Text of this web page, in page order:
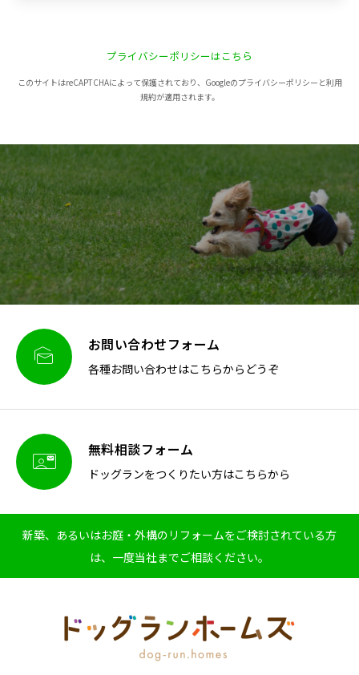
プライバシーポリシーはこちら
このサイトはreCAPTCHAによって保護されており、Googleのプライバシーポリシーと利用
規約が適用されます。
 お問い合わせフォーム
各種お問い合わせはこちらからどうぞ
 無料相談フォーム
ドッグランをつくりたい方はこちらから
新築、あるいはお庭・外構のリフォームをご検討されている方
は、一度当社までご相談ください。